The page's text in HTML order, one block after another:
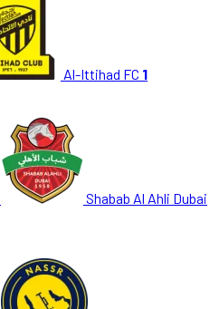
Al-Ittihad FC 1
Shabab Al Ahli Dubai